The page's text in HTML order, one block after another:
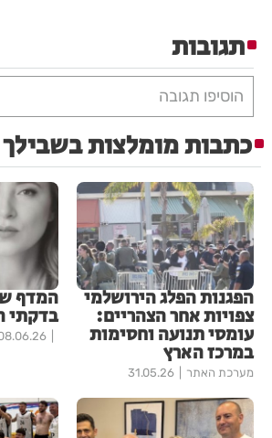
תגובות
הוסיפו תגובה
כתבות מומלצות בשבילך
הפגנות הפלג הירושלמי
צפויות אחר הצהריים:
עומסי תנועה וחסימות
במרכז הארץ
מערכת האתר 31.05.26
המדף
בדקתי